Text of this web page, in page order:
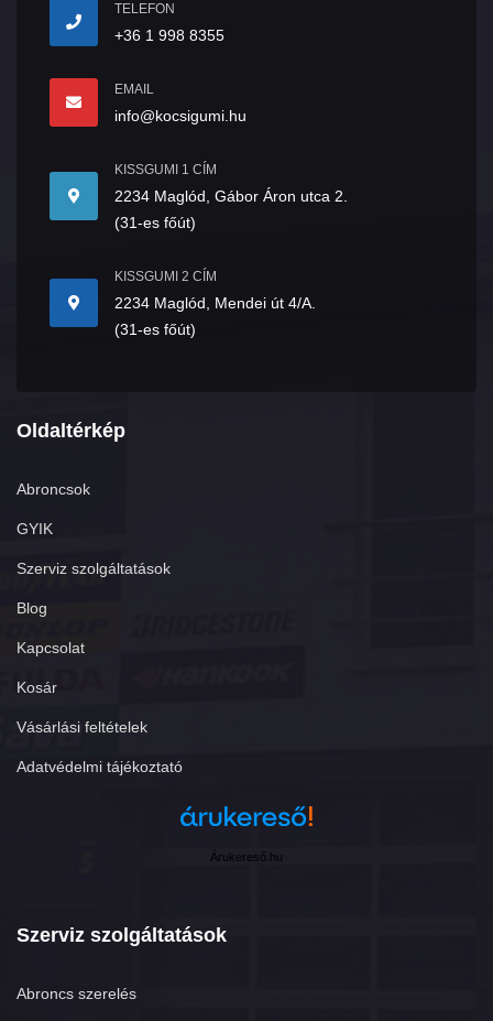
TELEFON
+36 1 998 8355
EMAIL
info@kocsigumi.hu
KISSGUMI 1 CÍM
2234 Maglód, Gábor Áron utca 2.
(31-es főút)
KISSGUMI 2 CÍM
2234 Maglód, Mendei út 4/A.
(31-es főút)
Oldaltérkép
Abroncsok
GYIK
Szerviz szolgáltatások
Blog
Kapcsolat
Kosár
Vásárlási feltételek
Adatvédelmi tájékoztató
Árukereső.hu
Szerviz szolgáltatások
Abroncs szerelés